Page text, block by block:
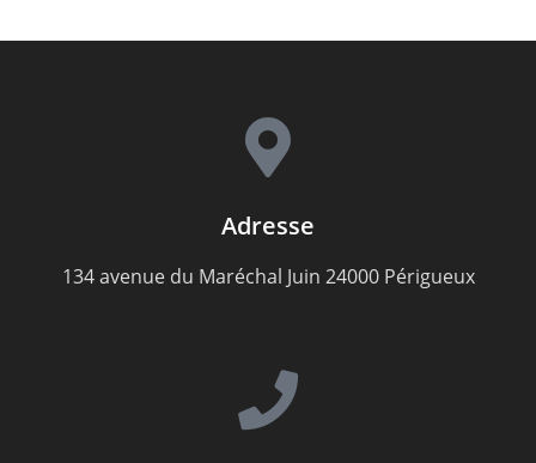
Adresse
134 avenue du Maréchal Juin 24000 Périgueux